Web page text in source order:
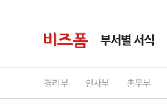
부서별 서식
경리부 인사부 총무부